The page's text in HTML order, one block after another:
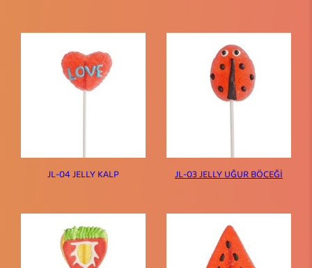
JL-04 JELLY KALP JL-03 JELLY UĞUR BÖCEĞİ